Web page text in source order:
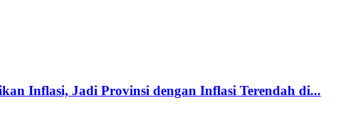
Inflasi, Jadi Provinsi dengan Inflasi Terendah di...